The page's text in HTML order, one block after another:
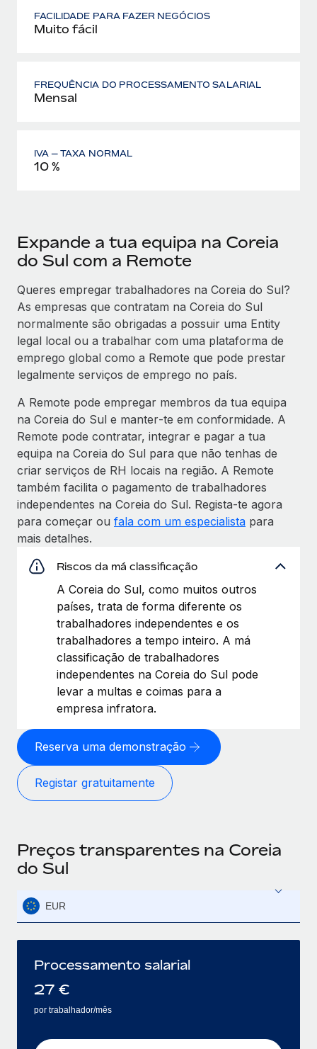
FACILIDADE PARA FAZER NEGÓCIOS
Muito fácil
FREQUÊNCIA DO PROCESSAMENTO SALARIAL
Mensal
IVA — TAXA NORMAL
10 %
Expande a tua equipa na Coreia
do Sul com a Remote
Queres empregar trabalhadores na Coreia do Sul?
As empresas que contratam na Coreia do Sul
normalmente são obrigadas a possuir uma Entity
legal local ou a trabalhar com uma plataforma de
emprego global como a Remote que pode prestar
legalmente serviços de emprego no país.
A Remote pode empregar membros da tua equipa
na Coreia do Sul e manter‑te em conformidade. A
Remote pode contratar, integrar e pagar a tua
equipa na Coreia do Sul para que não tenhas de
criar serviços de RH locais na região. A Remote
também facilita o pagamento de trabalhadores
independentes na Coreia do Sul. Regista‑te agora
para começar ou fala com um especialista para
mais detalhes.
Riscos da má classificação
A Coreia do Sul, como muitos outros
países, trata de forma diferente os
trabalhadores independentes e os
trabalhadores a tempo inteiro. A má
classificação de trabalhadores
independentes na Coreia do Sul pode
levar a multas e coimas para a
empresa infratora.
Reserva uma demonstração
Registar gratuitamente
Preços transparentes na Coreia
do Sul
EUR
Processamento salarial
27 €
por trabalhador/mês